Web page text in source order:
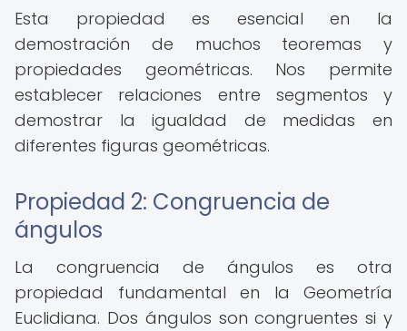
Esta propiedad es esencial en la
demostración de muchos teoremas y
propiedades geométricas. Nos permite
establecer relaciones entre segmentos y
demostrar la igualdad de medidas en
diferentes figuras geométricas.
Propiedad 2: Congruencia de
ángulos
La congruencia de ángulos es otra
propiedad fundamental en la Geometría
Euclidiana. Dos ángulos son congruentes si y